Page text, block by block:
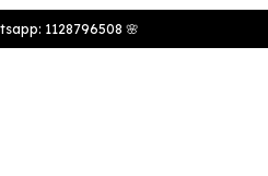
1128796508 🌸